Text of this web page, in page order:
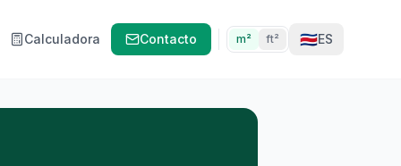
Calculadora Contacto m² ft² 🇨🇷ES